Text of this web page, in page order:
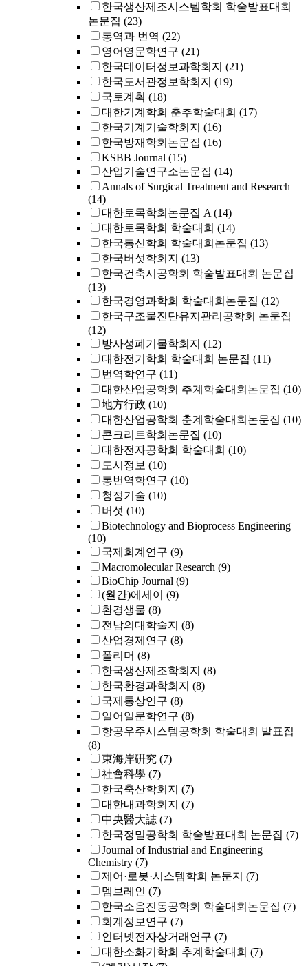
한국생산제조시스템학회 학술발표대회
논문집 (23)
통역과 번역 (22)
영어영문학연구 (21)
한국데이터정보과학회지 (21)
한국도서관정보학회지 (19)
국토계획 (18)
대한기계학회 춘추학술대회 (17)
한국기계기술학회지 (16)
한국방재학회논문집 (16)
KSBB Journal (15)
산업기술연구소논문집 (14)
Annals of Surgical Treatment and Research
(14)
대한토목학회논문집 A (14)
대한토목학회 학술대회 (14)
한국통신학회 학술대회논문집 (13)
한국버섯학회지 (13)
한국건축시공학회 학술발표대회 논문집
(13)
한국경영과학회 학술대회논문집 (12)
한국구조물진단유지관리공학회 논문집
(12)
방사성폐기물학회지 (12)
대한전기학회 학술대회 논문집 (11)
번역학연구 (11)
대한산업공학회 추계학술대회논문집 (10)
地方行政 (10)
대한산업공학회 춘계학술대회논문집 (10)
콘크리트학회논문집 (10)
대한전자공학회 학술대회 (10)
도시정보 (10)
통번역학연구 (10)
청정기술 (10)
버섯 (10)
Biotechnology and Bioprocess Engineering
(10)
국제회계연구 (9)
Macromolecular Research (9)
BioChip Journal (9)
(월간)에세이
(9)
환경생물 (8)
전남의대학술지 (8)
산업경제연구 (8)
폴리머 (8)
한국생산제조학회지 (8)
한국환경과학회지 (8)
국제통상연구 (8)
일어일문학연구 (8)
항공우주시스템공학회 학술대회 발표집
(8)
東海岸硏究 (7)
社會科學 (7)
한국축산학회지 (7)
대한내과학회지 (7)
中央醫大誌 (7)
한국정밀공학회 학술발표대회 논문집 (7)
Journal of Industrial and Engineering
Chemistry (7)
제어·로봇·시스템학회 논문지 (7)
멤브레인 (7)
한국소음진동공학회 학술대회논문집 (7)
회계정보연구 (7)
인터넷전자상거래연구 (7)
대한소화기학회 추계학술대회 (7)